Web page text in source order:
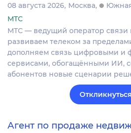
08 августа 2026 Москва
МТС
МТС — ведущий оператор связи
развиваем телеком за
дополняем связь цифровыми и
сервисами, обогащёнными ИИ,
абонентов новые сценарии
Откликнуться
Агент по продаже